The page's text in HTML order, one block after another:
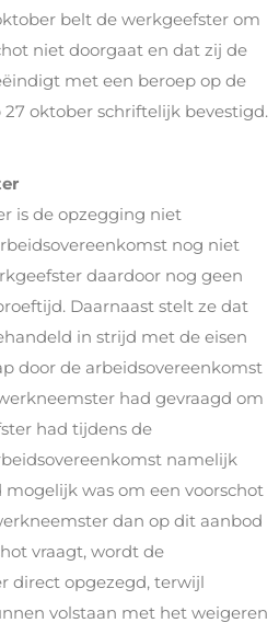
belt de werkgeefster om
niet doorgaat en dat zij de
met een beroep op de
oktober schriftelijk bevestigd.
is de opzegging niet
nog niet
daardoor nog geen
Daarnaast stelt ze dat
in strijd met de eisen
door de arbeidsovereenkomst
had gevraagd om
had tijdens de
namelijk
was om een voorschot
dan op dit aanbod
vraagt, wordt de
direct opgezegd, terwijl
volstaan met het weigeren